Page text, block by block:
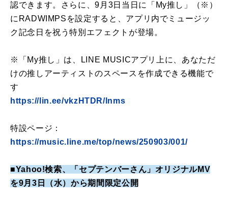
認できます。さらに、9月3日当日に「My推し」（※）
にRADWIMPSを設定すると、アプリ内でミュージッ
ク記念日を祝う特別エフェクトが登場。
※「My推し」は、LINE MUSICアプリ上に、あなただ
けの推しアーティストのスペースを作成できる機能で
す
https://lin.ee/vkzHTDR/lnms
特設ページ：
https://music.line.me/top/news/250903/001/
■Yahoo!検索、「セプテンバーさん」オリジナルMV
を9月3日（水）から期間限定公開